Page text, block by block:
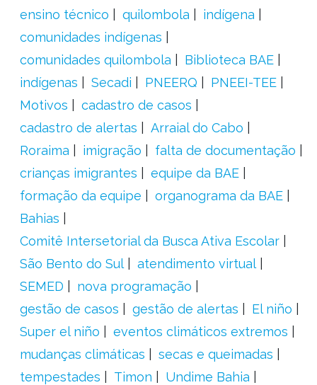
ensino técnico
quilombola
indígena
comunidades indígenas
comunidades quilombola
Biblioteca BAE
indígenas
Secadi PNEERQ
PNEEI-TEE
Motivos
cadastro de casos
cadastro de alertas
Arraial do Cabo
Roraima
imigração
falta de documentação
crianças imigrantes
equipe da BAE
formação da equipe
organograma da BAE
Bahias
Comitê Intersetorial da Busca Ativa Escolar
São Bento do Sul
atendimento virtual
SEMED
nova programação
gestão de casos
gestão de alertas
El niño
Super el niño
eventos climáticos extremos
mudanças climáticas
secas e queimadas
tempestades
Timon
Undime Bahia